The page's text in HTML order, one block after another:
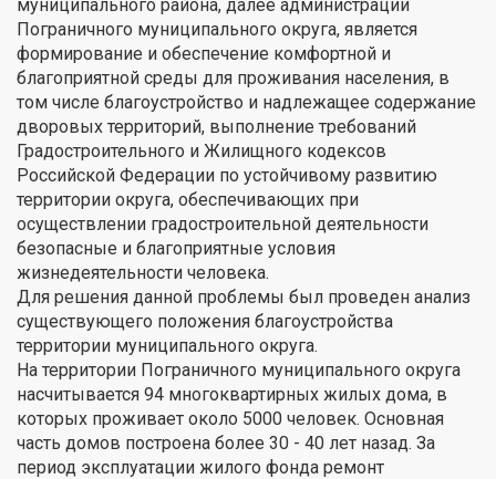
муниципального района, далее администрации
Пограничного муниципального округа, является
формирование и обеспечение комфортной и
благоприятной среды для проживания населения, в
том числе благоустройство и надлежащее содержание
дворовых территорий, выполнение требований
Градостроительного и Жилищного кодексов
Российской Федерации по устойчивому развитию
территории округа, обеспечивающих при
осуществлении градостроительной деятельности
безопасные и благоприятные условия
жизнедеятельности человека.
Для решения данной проблемы был проведен анализ
существующего положения благоустройства
территории муниципального округа.
На территории Пограничного муниципального округа
насчитывается 94 многоквартирных жилых дома, в
которых проживает около 5000 человек. Основная
часть домов построена более 30 - 40 лет назад. За
период эксплуатации жилого фонда ремонт